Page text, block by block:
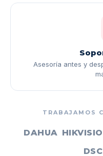
Asesoría antes y
TRABAJAMOS
DAHUA
DSC